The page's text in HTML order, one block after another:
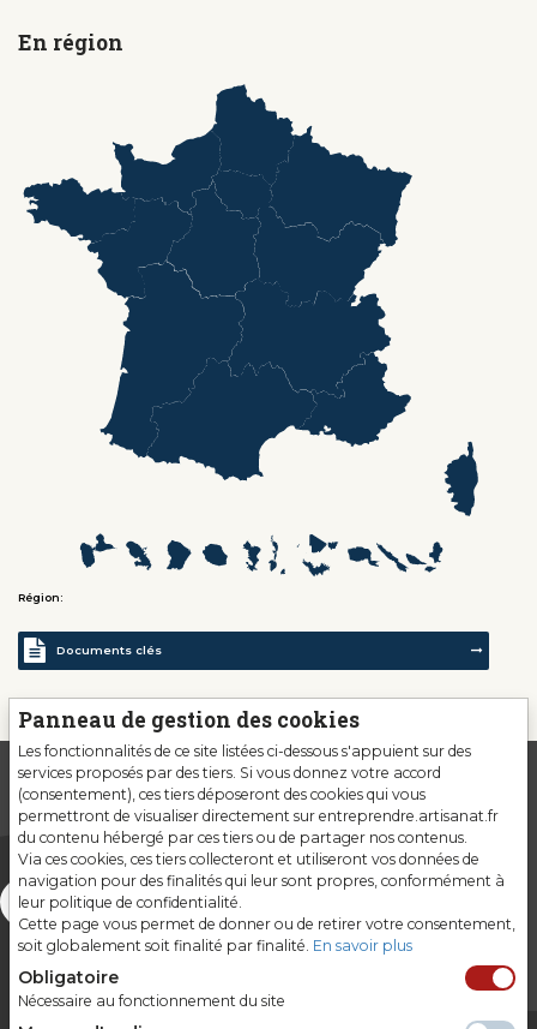
En région
Région:
Documents clés
Panneau de gestion des cookies
Les fonctionnalités de ce site listées ci-dessous s'appuient sur des
services proposés par des tiers. Si vous donnez votre accord
(consentement), ces tiers déposeront des cookies qui vous
permettront de visualiser directement sur entreprendre.artisanat.fr
du contenu hébergé par ces tiers ou de partager nos contenus.
Via ces cookies, ces tiers collecteront et utiliseront vos données de
navigation pour des finalités qui leur sont propres, conformément à
leur politique de confidentialité.
Cette page vous permet de donner ou de retirer votre consentement,
soit globalement soit finalité par finalité. En savoir plus
Obligatoire
Nécessaire au fonctionnement du site